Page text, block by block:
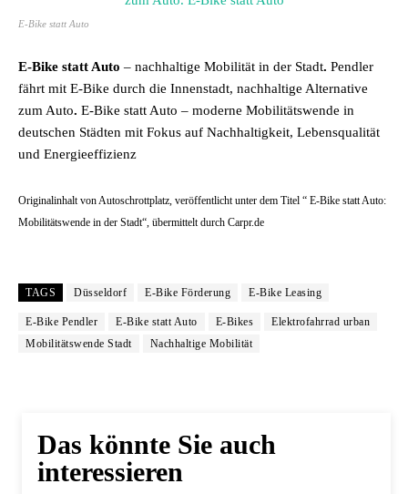
E-Bike statt Auto
E-Bike statt Auto – nachhaltige Mobilität in der Stadt. Pendler
fährt mit E-Bike durch die Innenstadt, nachhaltige Alternative
zum Auto. E-Bike statt Auto – moderne Mobilitätswende in
deutschen Städten mit Fokus auf Nachhaltigkeit, Lebensqualität
und Energieeffizienz
Originalinhalt von Autoschrottplatz, veröffentlicht unter dem Titel “ E-Bike statt Auto:
Mobilitätswende in der Stadt“, übermittelt durch Carpr.de
TAGS Düsseldorf E-Bike Förderung E-Bike Leasing
E-Bike Pendler E-Bike statt Auto E-Bikes
Elektrofahrrad urban
Mobilitätswende Stadt
Nachhaltige Mobilität
Das könnte Sie auch
interessieren